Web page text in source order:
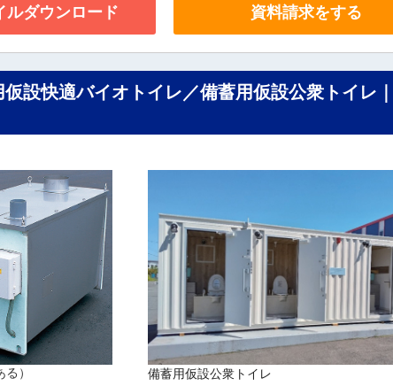
ルダウンロード 資料請求をする
設快適バイオトイレ／備蓄用仮設公衆トイレ
）
備蓄用仮設公衆トイレ